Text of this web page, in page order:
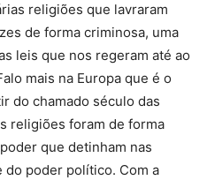
religiões que lavraram
de forma criminosa, uma
leis que nos regeram até ao
mais na Europa que é o
do chamado século das
religiões foram de forma
que detinham nas
poder político. Com a